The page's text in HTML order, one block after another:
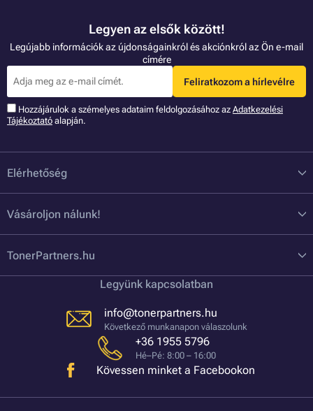
Legyen az elsők között!
Legújabb információk az újdonságainkról és akciónkról az Ön e-mail
címére
Feliratkozom a hírlevélre
Hozzájárulok a szémelyes adataim feldolgozásához az Adatkezelési
Tájékoztató alapján.
Elérhetőség
Vásároljon nálunk!
TonerPartners.hu
Legyünk kapcsolatban
info@tonerpartners.hu
Következő munkanapon válaszolunk
+36 1955 5796
Hé–Pé: 8:00 – 16:00
Kövessen minket a Facebookon